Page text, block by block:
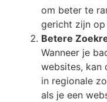
om beter te
gericht zijn op
Betere
Wanneer je
websites, kan
in regionale
als je een